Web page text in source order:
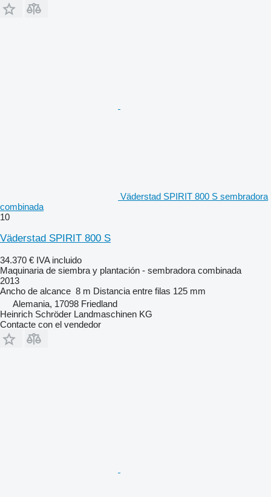
Väderstad SPIRIT 800 S sembradora
combinada
10
Väderstad SPIRIT 800 S
34.370 € IVA incluido
Maquinaria de siembra y plantación - sembradora combinada
2013
Ancho de alcance 8 m Distancia entre filas 125 mm
Alemania, 17098 Friedland
Heinrich Schröder Landmaschinen KG
Contacte con el vendedor